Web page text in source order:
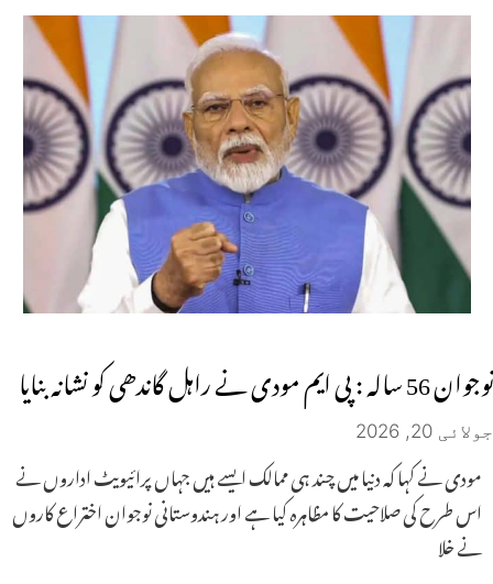
نوجوان 56 سالہ : پی ایم مودی نے راہل گاندھی کو نشانہ بنایا
جولائی 20, 2026
مودی نے کہا کہ دنیا میں چند ہی ممالک ایسے ہیں جہاں پرائیویٹ اداروں نے
اس طرح کی صلاحیت کا مظاہرہ کیا ہے اور ہندوستانی نوجوان اختراع کاروں
نے خلا